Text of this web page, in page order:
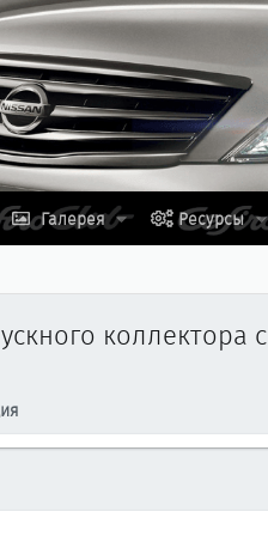
Галерея Ресурсы
коллектора с